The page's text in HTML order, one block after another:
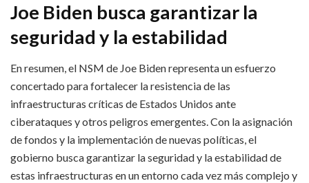
Joe Biden busca garantizar la
seguridad y la estabilidad
En resumen, el NSM de Joe Biden representa un esfuerzo
concertado para fortalecer la resistencia de las
infraestructuras críticas de Estados Unidos ante
ciberataques y otros peligros emergentes. Con la asignación
de fondos y la implementación de nuevas políticas, el
gobierno busca garantizar la seguridad y la estabilidad de
estas infraestructuras en un entorno cada vez más complejo y